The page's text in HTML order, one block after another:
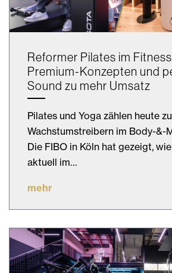
Reformer Pilates im
Premium-Konzepten und
Sound zu mehr Umsatz
Pilates und Yoga zählen heute
Wachstumstreibern im Body-&-
Die FIBO in Köln hat gezeigt,
aktuell im…
mehr